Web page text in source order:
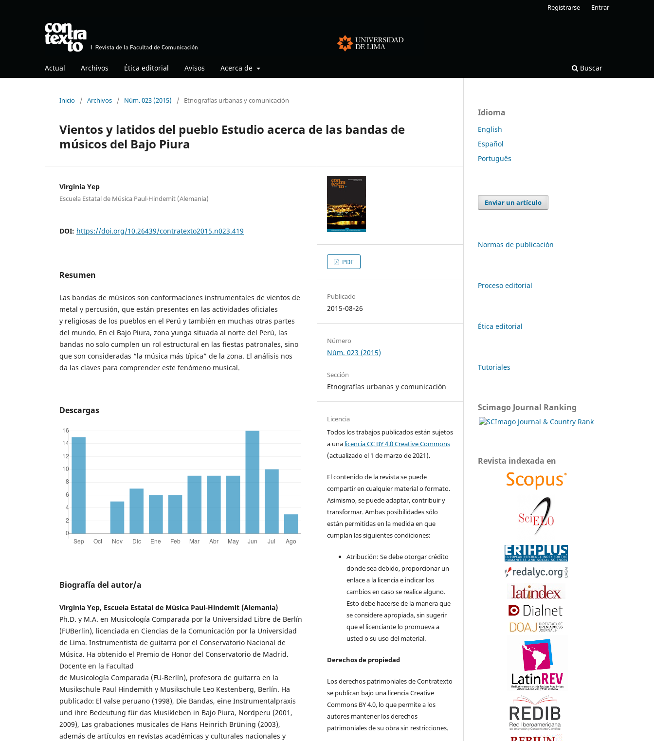
Actual Archivos Ética editorial Avisos Acerca de Buscar
Registrarse Entrar
Inicio / Archivos / Núm. 023 (2015) / Etnografías urbanas y comunicación
Vientos y latidos del pueblo Estudio acerca de las bandas de
músicos del Bajo Piura
Virginia Yep
Escuela Estatal de Música Paul-Hindemit (Alemania)
DOI: https://doi.org/10.26439/contratexto2015.n023.419
Resumen
Las bandas de músicos son conformaciones instrumentales de vientos de
metal y percusión, que están presentes en las actividades oficiales
y religiosas de los pueblos en el Perú y también en muchas otras partes
del mundo. En el Bajo Piura, zona yunga situada al norte del Perú, las
bandas no solo cumplen un rol estructural en las fiestas patronales, sino
que son consideradas “la música más típica” de la zona. El análisis nos
da las claves para comprender este fenómeno musical.
Descargas
Biografía del autor/a
Virginia Yep, Escuela Estatal de Música Paul-Hindemit (Alemania)
Ph.D. y M.A. en Musicología Comparada por la Universidad Libre de Berlín
(FUBerlin), licenciada en Ciencias de la Comunicación por la Universidad
de Lima. Instrumentista de guitarra por el Conservatorio Nacional de
Música. Ha obtenido el Premio de Honor del Conservatorio de Madrid.
Docente en la Facultad
de Musicología Comparada (FU-Berlín), profesora de guitarra en la
Musikschule Paul Hindemith y Musikschule Leo Kestenberg, Berlín. Ha
publicado: El valse peruano (1998), Die Bandas, eine Instrumentalpraxis
und ihre Bedeutung für das Musikleben in Bajo Piura, Nordperu (2001,
2009), Las grabaciones musicales de Hans Heinrich Brüning (2003),
además de artículos en revistas académicas y culturales nacionales y
PDF
Publicado
2015-08-26
Número
Núm. 023 (2015)
Sección
Etnografías urbanas y comunicación
Licencia
Todos los trabajos publicados están sujetos
a una licencia CC BY 4.0 Creative Commons
(actualizado el 1 de marzo de 2021).
El contenido de la revista se puede
compartir en cualquier material o formato.
Asimismo, se puede adaptar, contribuir y
transformar. Ambas posibilidades sólo
están permitidas en la medida en que
cumplan las siguientes condiciones:
Atribución: Se debe otorgar crédito
donde sea debido, proporcionar un
enlace a la licencia e indicar los
cambios en caso se realice alguno.
Esto debe hacerse de la manera que
se considere apropiada, sin sugerir
que el licenciante lo promueva a
usted o su uso del material.
Derechos de propiedad
Los derechos patrimoniales de Contratexto
se publican bajo una licencia Creative
Commons BY 4.0, lo que permite a los
autores mantener los derechos
patrimoniales de su obra sin restricciones.
Idioma
English
Español
Português
Enviar un artículo
Normas de publicación
Proceso editorial
Ética editorial
Tutoriales
Scimago Journal Ranking
Revista indexada en